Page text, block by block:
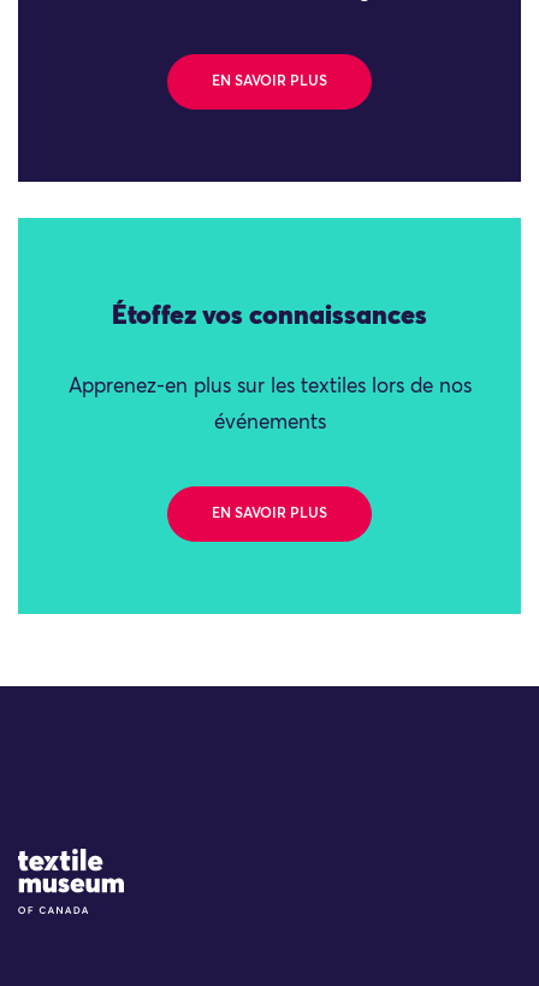
EN SAVOIR PLUS
Étoffez vos connaissances
Apprenez-en plus sur les textiles lors de nos
événements
EN SAVOIR PLUS
Site Logo